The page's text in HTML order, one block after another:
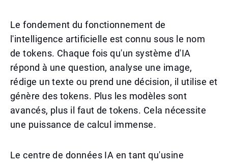
Le fondement du fonctionnement de
l'intelligence artificielle est connu sous le nom
de tokens. Chaque fois qu'un système d'IA
répond à une question, analyse une image,
rédige un texte ou prend une décision, il utilise et
génère des tokens. Plus les modèles sont
avancés, plus il faut de tokens. Cela nécessite
une puissance de calcul immense.
Le centre de données IA en tant qu'usine